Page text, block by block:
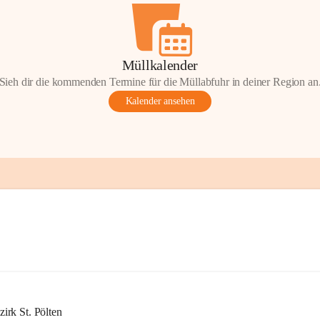
Müllkalender
dir die kommenden Termine für die Müllabfuhr in deiner Region
Kalender ansehen
St. Pölten